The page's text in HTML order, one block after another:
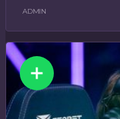
ADMIN